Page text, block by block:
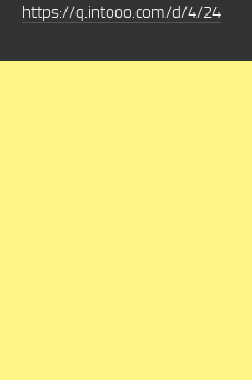
https://q.intooo.com/d/4/24